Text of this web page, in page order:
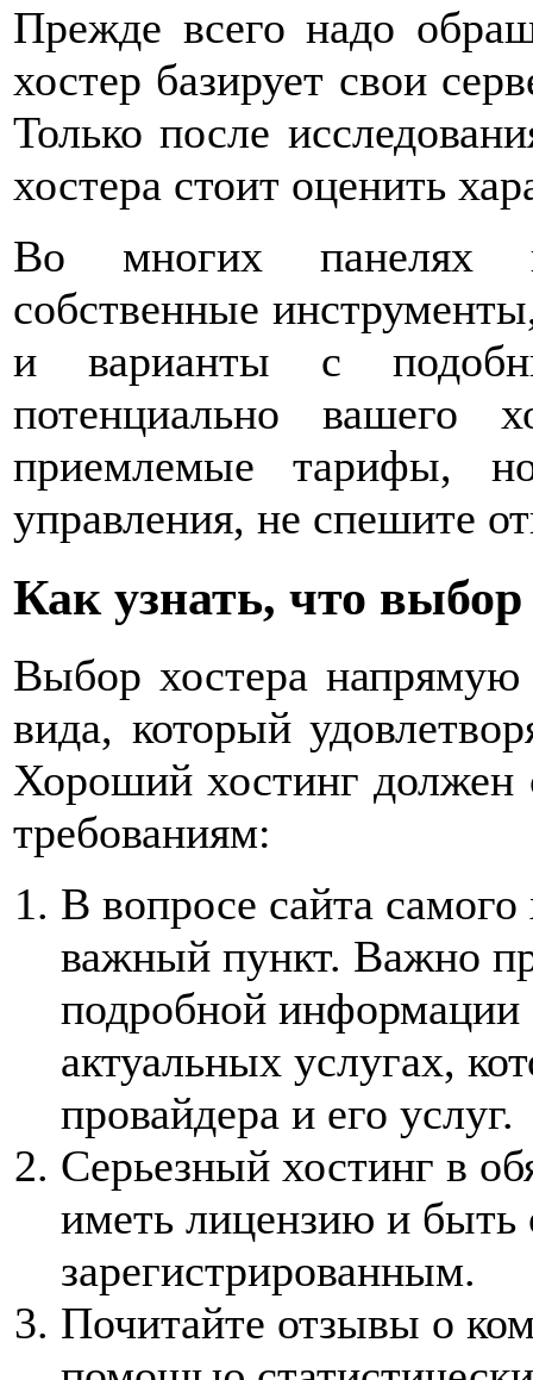
Прежде всего надо
хостер базирует свои
Только после
хостера стоит оценить
Во многих панелях
собственные
и варианты с
потенциально вашего
приемлемые тарифы,
управления, не спешите
Как узнать, что
Выбор хостера напрямую
вида, который
Хороший хостинг должен
требованиям:
В вопросе сайта
важный пункт. Важно
подробной информации
актуальных услугах,
провайдера и его услуг.
Серьезный хостинг в
иметь лицензию и быть
зарегистрированным.
Почитайте отзывы о